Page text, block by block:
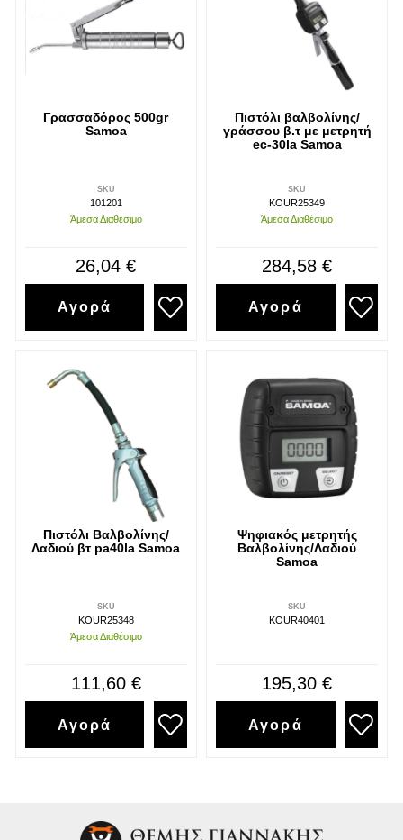
Γρασσαδόρος 500gr
Samoa
SKU
101201
Άμεσα Διαθέσιμο
26,04 €
Αγορά
Πιστόλι βαλβολίνης/
γράσσου β.τ με μετρητή
ec-30la Samoa
SKU
KOUR25349
Άμεσα Διαθέσιμο
284,58 €
Αγορά
Πιστόλι Βαλβολίνης/
Λαδιού βτ pa40la Samoa
SKU
KOUR25348
Άμεσα Διαθέσιμο
111,60 €
Αγορά
Ψηφιακός μετρητής
Βαλβολίνης/Λαδιού
Samoa
SKU
KOUR40401
195,30 €
Αγορά